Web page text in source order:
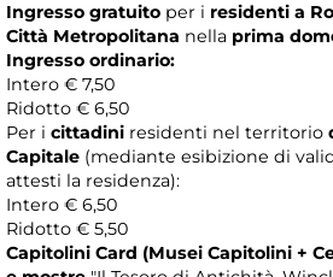
Ingresso gratuito per i residenti a
Città Metropolitana nella prima
Ingresso ordinario:
Intero € 7,50
Ridotto € 6,50
Per i cittadini residenti nel territorio
Capitale (mediante esibizione di
attesti la residenza):
Intero € 6,50
Ridotto € 5,50
Capitolini Card (Musei Capitolini +